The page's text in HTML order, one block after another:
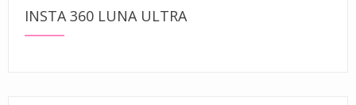
INSTA 360 LUNA ULTRA